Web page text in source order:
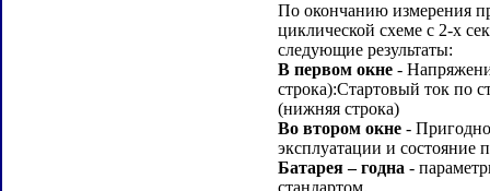
По окончанию измерения
циклической схеме с 2-х
следующие результаты:
В первом окне -
строка):Стартовый ток по
(нижняя строка)
Во втором окне -
эксплуатации и состояние
Батарея – годна -
стандартом.